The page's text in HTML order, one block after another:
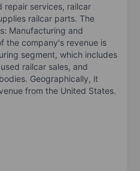
repair services, railcar
railcar parts. The
Manufacturing and
the company's revenue is
segment, which includes
railcar sales, and
Geographically, it
from the United States.